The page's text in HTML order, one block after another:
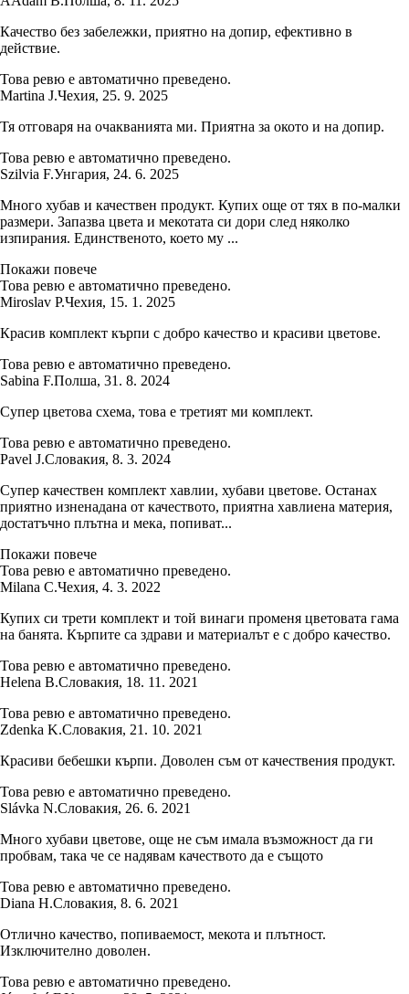
Качество без забележки, приятно на допир, ефективно в
действие.
Това ревю е автоматично преведено.
Martina J.Чехия, 25. 9. 2025
Тя отговаря на очакванията ми. Приятна за окото и на допир.
Това ревю е автоматично преведено.
Szilvia F.Унгария, 24. 6. 2025
Много хубав и качествен продукт. Купих още от тях в по-малки
размери. Запазва цвета и мекотата си дори след няколко
изпирания. Единственото, което му ...
Покажи повече
Това ревю е автоматично преведено.
Miroslav P.Чехия, 15. 1. 2025
Красив комплект кърпи с добро качество и красиви цветове.
Това ревю е автоматично преведено.
Sabina F.Полша, 31. 8. 2024
Супер цветова схема, това е третият ми комплект.
Това ревю е автоматично преведено.
Pavel J.Словакия, 8. 3. 2024
Супер качествен комплект хавлии, хубави цветове. Останах
приятно изненадана от качеството, приятна хавлиена материя,
достатъчно плътна и мека, попиват...
Покажи повече
Това ревю е автоматично преведено.
Milana C.Чехия, 4. 3. 2022
Купих си трети комплект и той винаги променя цветовата гама
на банята. Кърпите са здрави и материалът е с добро качество.
Това ревю е автоматично преведено.
Helena B.Словакия, 18. 11. 2021
Това ревю е автоматично преведено.
Zdenka K.Словакия, 21. 10. 2021
Красиви бебешки кърпи. Доволен съм от качествения продукт.
Това ревю е автоматично преведено.
Slávka N.Словакия, 26. 6. 2021
Много хубави цветове, още не съм имала възможност да ги
пробвам, така че се надявам качеството да е същото
Това ревю е автоматично преведено.
Diana H.Словакия, 8. 6. 2021
Отлично качество, попиваемост, мекота и плътност.
Изключително доволен.
Това ревю е автоматично преведено.